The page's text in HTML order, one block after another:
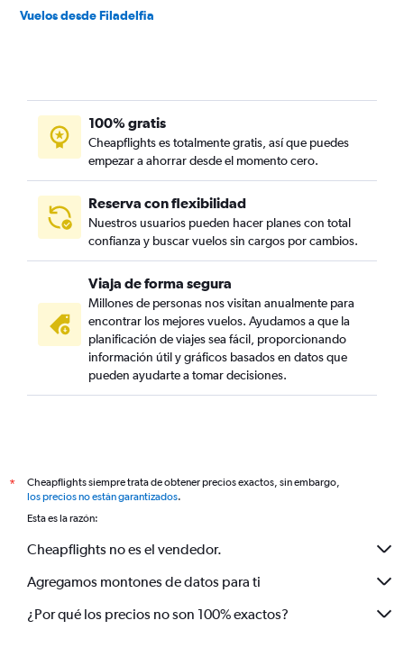
Vuelos desde Filadelfia
100% gratis
Cheapflights es totalmente gratis, así que puedes
empezar a ahorrar desde el momento cero.
Reserva con flexibilidad
Nuestros usuarios pueden hacer planes con total
confianza y buscar vuelos sin cargos por cambios.
Viaja de forma segura
Millones de personas nos visitan anualmente para
encontrar los mejores vuelos. Ayudamos a que la
planificación de viajes sea fácil, proporcionando
información útil y gráficos basados en datos que
pueden ayudarte a tomar decisiones.
*
Cheapflights siempre trata de obtener precios exactos, sin embargo,
los precios no están garantizados.
Esta es la razón:
Cheapflights no es el vendedor.
Agregamos montones de datos para ti
¿Por qué los precios no son 100% exactos?